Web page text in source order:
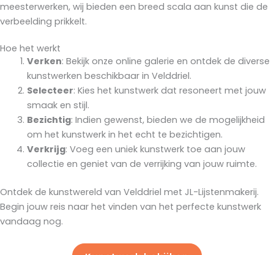
meesterwerken, wij bieden een breed scala aan kunst die de
verbeelding prikkelt.
Hoe het werkt
Verken: Bekijk onze online galerie en ontdek de diverse
kunstwerken beschikbaar in Velddriel.
Selecteer: Kies het kunstwerk dat resoneert met jouw
smaak en stijl.
Bezichtig: Indien gewenst, bieden we de mogelijkheid
om het kunstwerk in het echt te bezichtigen.
Verkrijg: Voeg een uniek kunstwerk toe aan jouw
collectie en geniet van de verrijking van jouw ruimte.
Ontdek de kunstwereld van Velddriel met JL-Lijstenmakerij.
Begin jouw reis naar het vinden van het perfecte kunstwerk
vandaag nog.